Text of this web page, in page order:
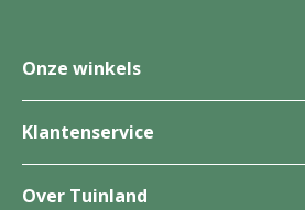
Onze winkels
Klantenservice
Over Tuinland